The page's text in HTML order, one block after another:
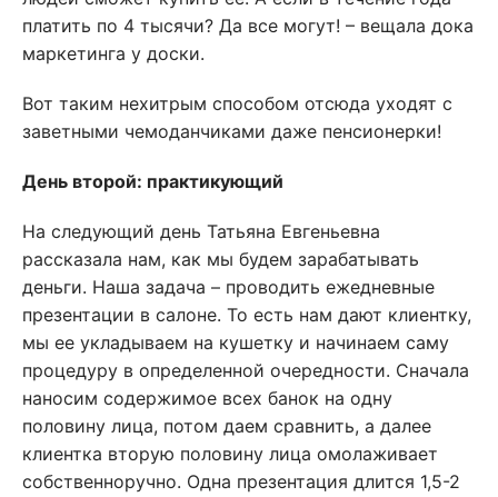
платить по 4 тысячи? Да все могут! – вещала дока
маркетинга у доски.
Вот таким нехитрым способом отсюда уходят с
заветными чемоданчиками даже пенсионерки!
День второй: практикующий
На следующий день Татьяна Евгеньевна
рассказала нам, как мы будем зарабатывать
деньги. Наша задача – проводить ежедневные
презентации в салоне. То есть нам дают клиентку,
мы ее укладываем на кушетку и начинаем саму
процедуру в определенной очередности. Сначала
наносим содержимое всех банок на одну
половину лица, потом даем сравнить, а далее
клиентка вторую половину лица омолаживает
собственноручно. Одна презентация длится 1,5-2